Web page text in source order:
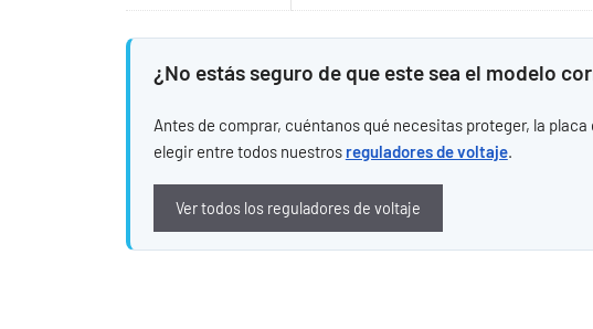
¿No estás seguro de que este sea el modelo
Antes de comprar, cuéntanos qué necesitas proteger, la
elegir entre todos nuestros reguladores de voltaje.
Ver todos los reguladores de voltaje